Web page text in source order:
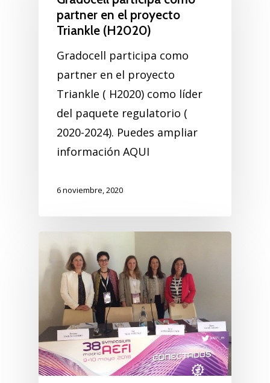
partner en el proyecto
Triankle (H2020)
Gradocell participa como
partner en el proyecto
Triankle ( H2020) como líder
del paquete regulatorio (
2020-2024). Puedes ampliar
información AQUI
6 noviembre, 2020